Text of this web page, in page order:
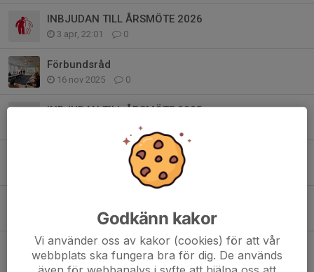
INBJUDAN TILL ÅRSMÖTE 2026
3 apr, 22:01 0
Förbundsråd
16 nov 2025 0
INBJUDAN TILL ÅRSMÖTE 2025
Inbjudan till årsmöte 2024
0
22 dec 2023 0
Inbjudan till årsmöte 2023
14 apr 2023 0
Godkänn kakor
Vi använder oss av kakor (cookies) för att vår
webbplats ska fungera bra för dig. De används